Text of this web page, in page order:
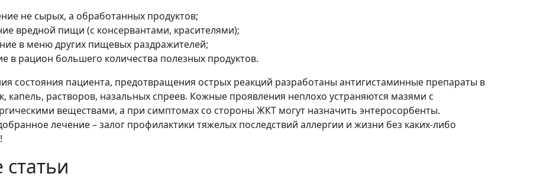
не сырых, а обработанных продуктов;
вредной пищи (с консервантами, красителями);
в меню других пищевых раздражителей;
в рацион большего количества полезных продуктов.
состояния пациента, предотвращения острых реакций разработаны антигистаминные препараты в
капель, растворов, назальных спреев. Кожные проявления неплохо устраняются мазями с
веществами, а при симптомах со стороны ЖКТ могут назначить энтеросорбенты.
лечение – залог профилактики тяжелых последствий аллергии и жизни без каких-либо